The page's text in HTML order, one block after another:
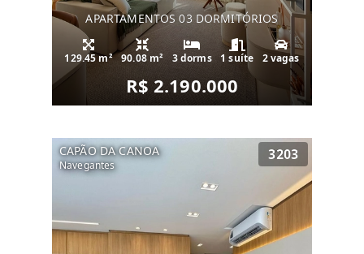
APARTAMENTOS 03 DORMITÓRIOS
129.45 m² 90.08 m² 3 dorms 1 suíte 2 vagas
R$ 2.190.000
CAPÃO DA CANOA
Navegantes
3203